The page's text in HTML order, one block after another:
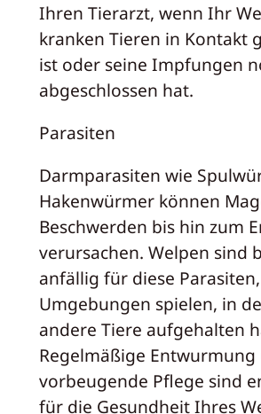
Ihren Tierarzt, wenn Ihr
kranken Tieren in Kontakt
ist oder seine Impfungen
abgeschlossen hat.
Parasiten
Darmparasiten wie
Hakenwürmer können
Beschwerden bis hin zum
verursachen. Welpen sind
anfällig für diese
Umgebungen spielen, in
andere Tiere aufgehalten
Regelmäßige Entwurmung
vorbeugende Pflege sind
für die Gesundheit Ihres